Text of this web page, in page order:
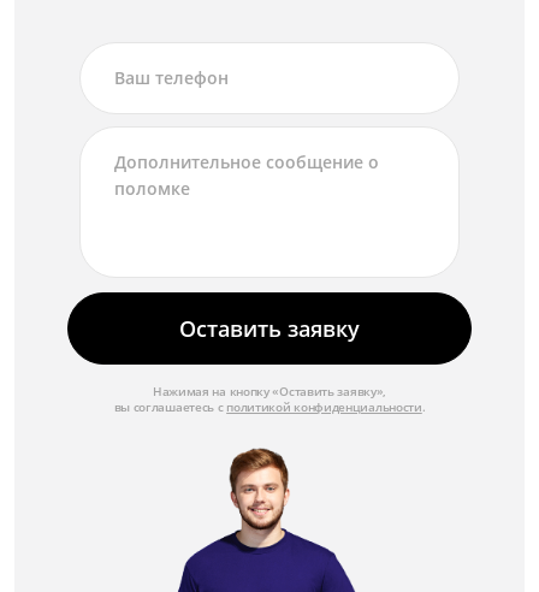
Оставить заявку
Нажимая на кнопку «Оставить заявку»,
вы соглашаетесь с политикой конфиденциальности.